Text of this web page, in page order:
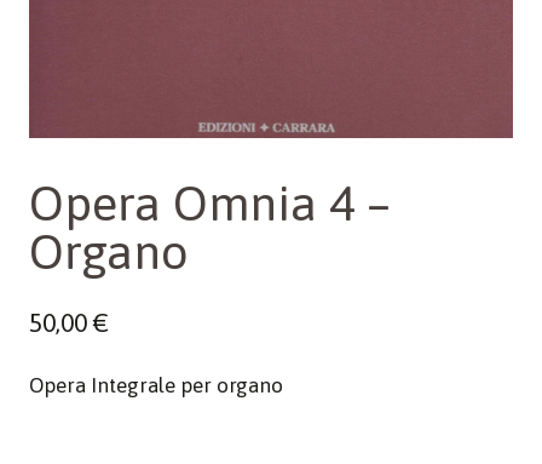
Opera Omnia 4 –
Organo
50,00€
Opera Integrale per organo